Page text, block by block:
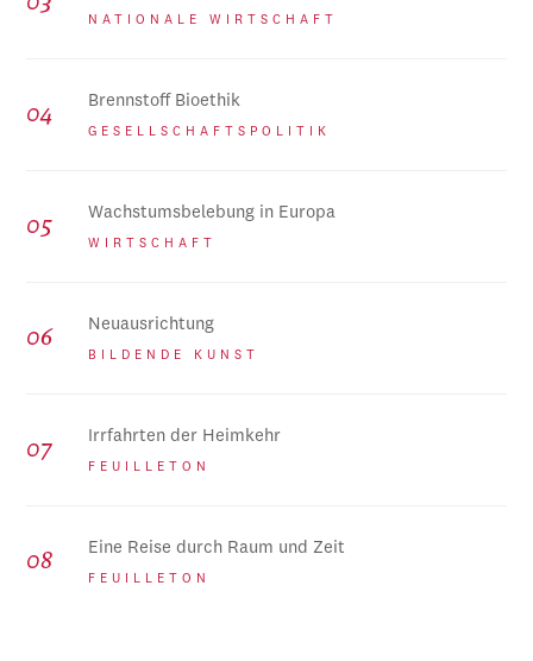
NATIONALE WIRTSCHAFT
Brennstoff Bioethik
GESELLSCHAFTSPOLITIK
Wachstumsbelebung in Europa
WIRTSCHAFT
Neuausrichtung
BILDENDE KUNST
Irrfahrten der Heimkehr
FEUILLETON
Eine Reise durch Raum und Zeit
FEUILLETON